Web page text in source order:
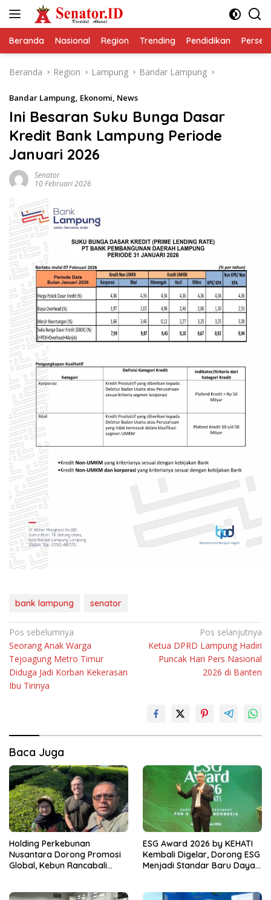
Beranda Nasional Region Trending Pendidikan
Beranda Region Lampung Bandar Lampung
Bandar Lampung, Ekonomi, News
Ini Besaran Suku Bunga Dasar
Kredit Bank Lampung Periode
Januari 2026
Senator
10 Februari 2026
bank lampung senator
Navigasi
pos
Pos sebelumnya
Seorang Anak Warga
Tejoagung Metro Timur
Diduga Jadi Korban Kekerasan
Ibu Tirinya
Pos selanjutnya
Ketua DPRD Lampung Hadiri
Puncak Hari Pers Nasional
2026 di Banten
Baca Juga
Holding Perkebunan
Nusantara Dorong Promosi
Global, Kebun Rancabali
ESG Award 2026 by KEHATI
Kembali Digelar, Dorong ESG
Menjadi Standar Baru Daya